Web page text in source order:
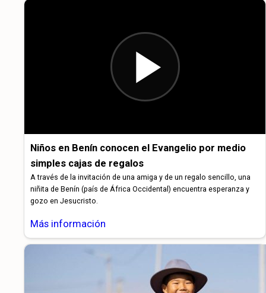
Niños en Benín conocen el Evangelio por medio
simples cajas de regalos
A través de la invitación de una amiga y de un regalo sencillo, una
niñita de Benín (país de África Occidental) encuentra esperanza y
gozo en Jesucristo.
Más información